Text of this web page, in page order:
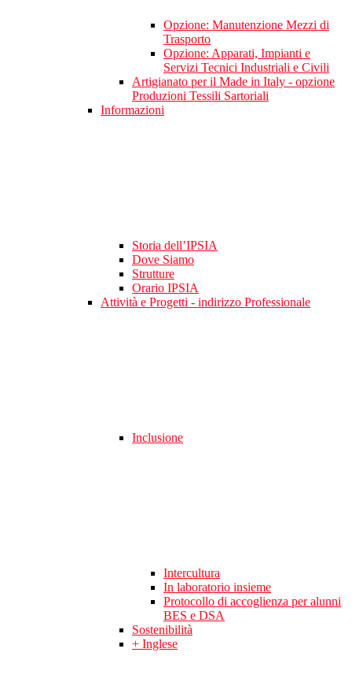
Opzione: Manutenzione Mezzi di
Trasporto
Opzione: Apparati, Impianti e
Servizi Tecnici Industriali e Civili
Artigianato per il Made in Italy - opzione
Produzioni Tessili Sartoriali
Informazioni
Storia dell’IPSIA
Dove Siamo
Strutture
Orario IPSIA
Attività e Progetti - indirizzo Professionale
Inclusione
Intercultura
In laboratorio insieme
Protocollo di accoglienza per alunni
BES e DSA
Sostenibilità
+ Inglese